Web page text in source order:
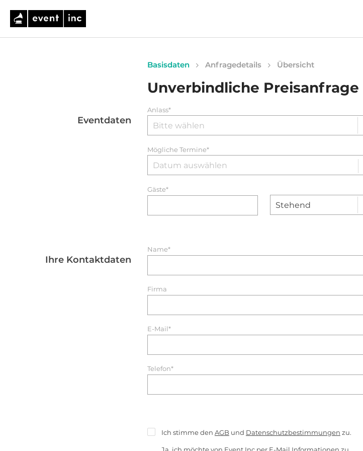
Basisdaten Anfragedetails Übersicht
Unverbindliche Preisanfrage
Eventdaten
Anlass*
Mögliche Termine*
Gäste*
Ihre Kontaktdaten
Name*
Firma
E-Mail*
Telefon*
Ich stimme den AGB und Datenschutzbestimmungen zu.